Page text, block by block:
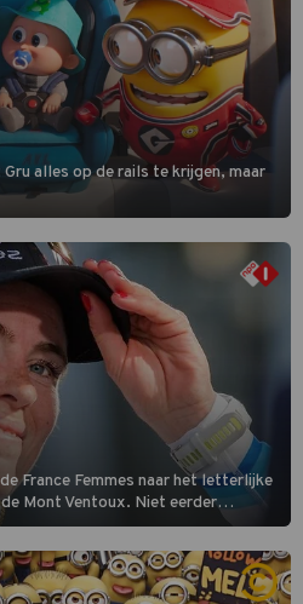
alles op de rails te krijgen, maar
France Femmes naar het letterlijke
Mont Ventoux. Niet eerder
koers op deze kale col uit de
de slotklim is vlak.